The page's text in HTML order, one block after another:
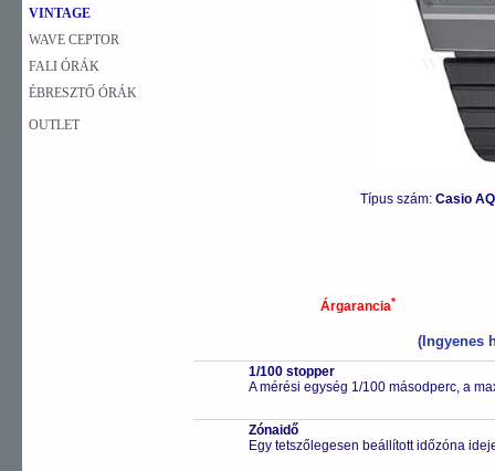
VINTAGE
WAVE CEPTOR
FALI ÓRÁK
ÉBRESZTŐ ÓRÁK
OUTLET
Típus szám: Casio
Árgarancia*
(Ingyenes
1/100 stopper
A mérési egység 1/100 másodperc, a
Zónaidő
Egy tetszőlegesen beállított időzóna